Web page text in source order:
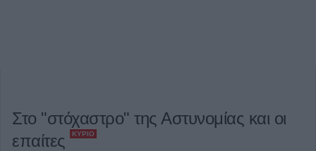
Στο "στόχαστρο" της Αστυνομίας και οι
επαίτες
ΚΎΡΙΟ